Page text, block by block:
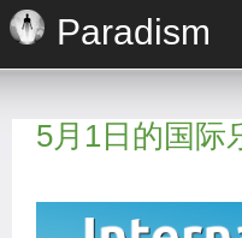
Paradism
5月1日的国际